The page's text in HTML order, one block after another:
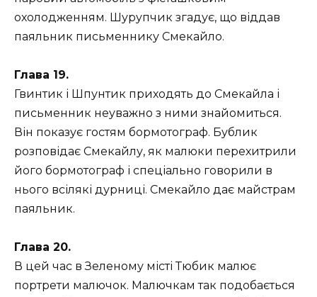
охолодженням. Шурупчик згадує, що віддав
паяльник письменнику Смекайло.
Глава 19.
Гвинтик і Шпунтик приходять до Смекайла і
письменник неуважно з ними знайомиться.
Він показує гостям бормотограф. Бублик
розповідає Смекайлу, як малюки перехитрили
його бормотограф і спеціально говорили в
нього всілякі дурниці. Смекайло дає майстрам
паяльник.
Глава 20.
В цей час в Зеленому місті Тюбик малює
портрети малючок. Малючкам так подобається